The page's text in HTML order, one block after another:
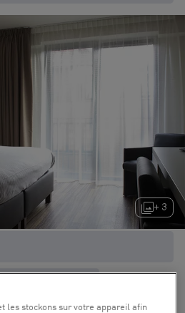
+ 3
les stockons sur votre appareil afin